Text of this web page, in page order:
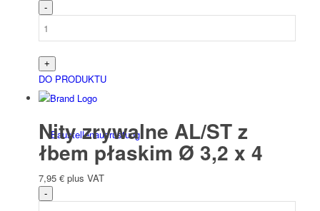
Bau­stellen­aus­rüstung
DO PRODUKTU
Nity zrywalne AL/ST z
łbem płaskim Ø 3,2 x 4
7,95 € plus VAT